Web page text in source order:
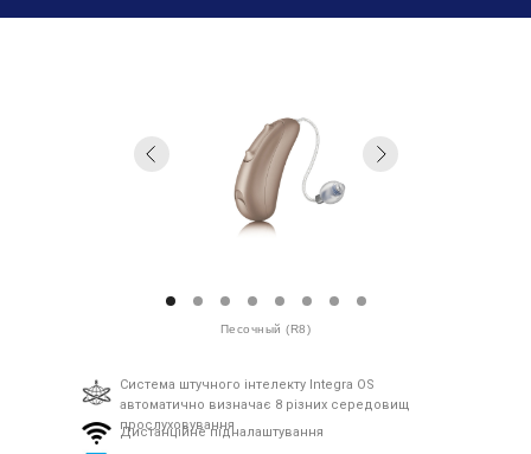
Песочный (R8)
Дистанційне підналаштування
Система штучного інтелекту Integra OS
автоматично визначає 8 різних середовищ
прослуховування